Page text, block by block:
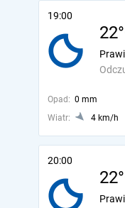
19:00
Opad: 0 mm
Wiatr:
4 km/h
20:00